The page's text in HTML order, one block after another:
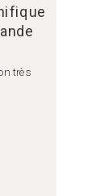
très